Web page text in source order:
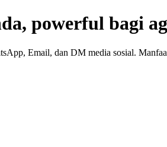
powerful bagi
Email, dan DM media sosial.